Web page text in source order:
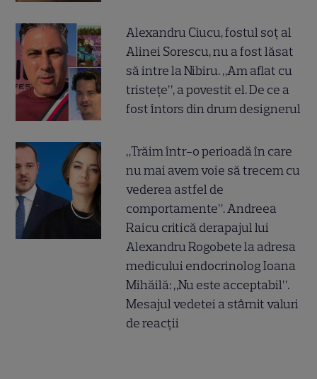
Alexandru Ciucu, fostul soț al
Alinei Sorescu, nu a fost lăsat
să intre la Nibiru. „Am aflat cu
tristețe”, a povestit el. De ce a
fost întors din drum designerul
„Trăim într-o perioadă în care
nu mai avem voie să trecem cu
vederea astfel de
comportamente”. Andreea
Raicu critică derapajul lui
Alexandru Rogobete la adresa
medicului endocrinolog Ioana
Mihăilă: „Nu este acceptabil”.
Mesajul vedetei a stârnit valuri
de reacții